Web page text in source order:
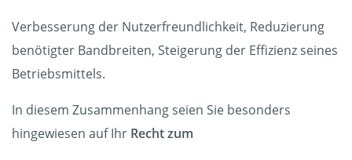
Verbesserung der Nutzerfreundlichkeit, Reduzierung
benötigter Bandbreiten, Steigerung der Effizienz seines
Betriebsmittels.
In diesem Zusammenhang seien Sie besonders
hingewiesen auf Ihr Recht zum